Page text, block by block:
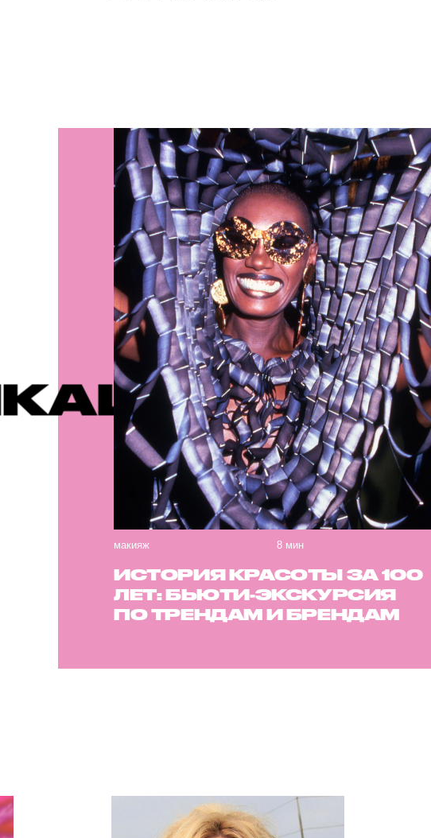
макияж 8 мин
ИСТОРИЯ КРАСОТЫ ЗА 100
ЛЕТ: БЬЮТИ-ЭКСКУРСИЯ
ПО ТРЕНДАМ И БРЕНДАМ